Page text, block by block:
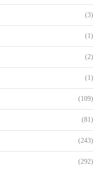
(3)
(1)
(2)
(1)
(109)
(81)
(243)
(292)